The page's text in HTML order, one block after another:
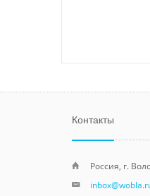
Контакты
Россия, г.